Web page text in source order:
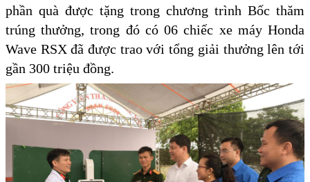
phần quà được tặng trong chương trình Bốc thăm
trúng thưởng, trong đó có 06 chiếc xe máy Honda
Wave RSX đã được trao với tổng giải thưởng lên tới
gần 300 triệu đồng.